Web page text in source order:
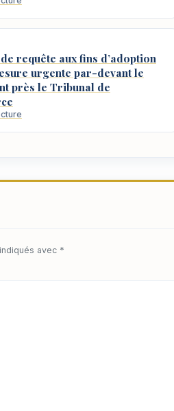
requête aux fins d’adoption
urgente par-devant le
près le Tribunal de
avec *